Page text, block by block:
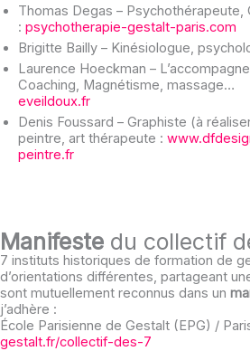
Thomas Degas – Psychothérapeute,
: psychotherapie-gestalt-paris.com
Brigitte Bailly – Kinésiologue,
Laurence Hoeckman –
Coaching, Magnétisme, massage…
eveildoux.fr
Denis Foussard – Graphiste (à
peintre, art thérapeute :
peintre.fr
Manifeste du collectif
7 instituts historiques de formation de
d’orientations différentes, partageant
sont mutuellement reconnus dans un
j’adhère :
École Parisienne de Gestalt (EPG) /
gestalt.fr/collectif-des-7